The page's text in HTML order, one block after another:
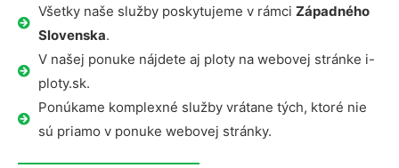
Všetky naše služby poskytujeme v rámci Západného
Slovenska.
V našej ponuke nájdete aj ploty na webovej stránke i-
ploty.sk.
Ponúkame komplexné služby vrátane tých, ktoré nie
sú priamo v ponuke webovej stránky.